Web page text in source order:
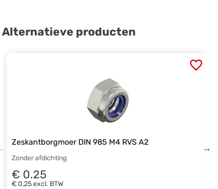
Alternatieve producten
Zeskantborgmoer DIN 985 M4 RVS A2
Zonder afdichting
€ 0.25
€ 0,25excl. BTW